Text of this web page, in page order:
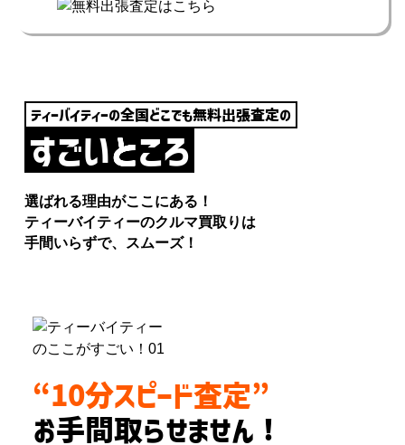
ティーバイティーの全国どこでも無料出張査定の
すごいところ
選ばれる理由がここにある！
ティーバイティーのクルマ買取りは
手間いらずで、スムーズ！
“10分スピード査定”
お手間取らせません！